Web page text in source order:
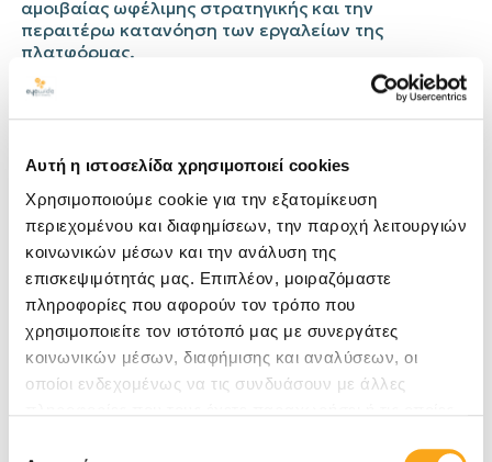
Αυτή η ιστοσελίδα χρησιμοποιεί cookies
Χρησιμοποιούμε cookie για την εξατομίκευση
περιεχομένου και διαφημίσεων, την παροχή λειτουργιών
κοινωνικών μέσων και την ανάλυση της
επισκεψιμότητάς μας. Επιπλέον, μοιραζόμαστε
πληροφορίες που αφορούν τον τρόπο που
χρησιμοποιείτε τον ιστότοπό μας με συνεργάτες
κοινωνικών μέσων, διαφήμισης και αναλύσεων, οι
οποίοι ενδεχομένως να τις συνδυάσουν με άλλες
αμοιβαίας ωφέλιμης στρατηγικής και την
περαιτέρω κατανόηση των εργαλείων της
πλατφόρμας.
Δημοσίευση
Hospitality Digital Marketing
ΠροηγούμενοΕπόμενο
Tags
BigData Eyewide Digital Marketing Agency